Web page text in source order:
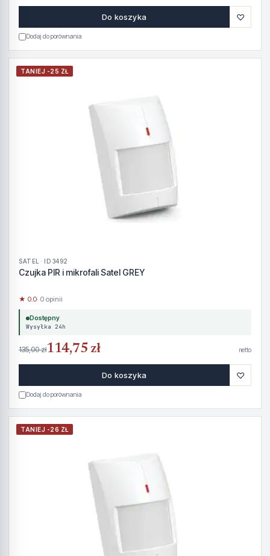
Do koszyka ♡
Dodaj do porównania
TANIEJ -25 ZŁ
SATEL · ID 3492
Czujka PIR i mikrofali Satel GREY
★ 0.0· 0 opinii
Dostępny
Wysyłka 24h
135,00 zł114,75 zł netto
Do koszyka ♡
Dodaj do porównania
TANIEJ -26 ZŁ